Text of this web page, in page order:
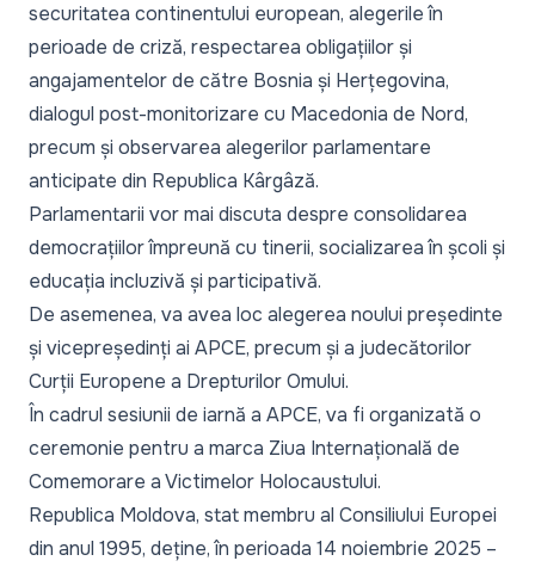
securitatea continentului european, alegerile în
perioade de criză, respectarea obligațiilor și
angajamentelor de către Bosnia și Herțegovina,
dialogul post-monitorizare cu Macedonia de Nord,
precum și observarea alegerilor parlamentare
anticipate din Republica Kârgâză.
Parlamentarii vor mai discuta despre consolidarea
democrațiilor împreună cu tinerii, socializarea în școli și
educația incluzivă și participativă.
De asemenea, va avea loc alegerea noului președinte
și vicepreședinți ai APCE, precum și a judecătorilor
Curții Europene a Drepturilor Omului.
În cadrul sesiunii de iarnă a APCE, va fi organizată o
ceremonie pentru a marca Ziua Internațională de
Comemorare a Victimelor Holocaustului.
Republica Moldova, stat membru al Consiliului Europei
din anul 1995, deține, în perioada 14 noiembrie 2025 –